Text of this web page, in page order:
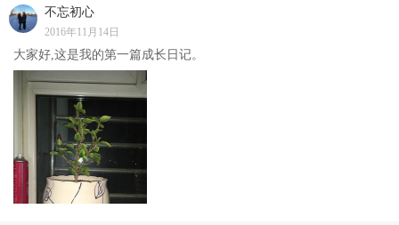
不忘初心
2016年11月14日
大家好,这是我的第一篇成长日记。